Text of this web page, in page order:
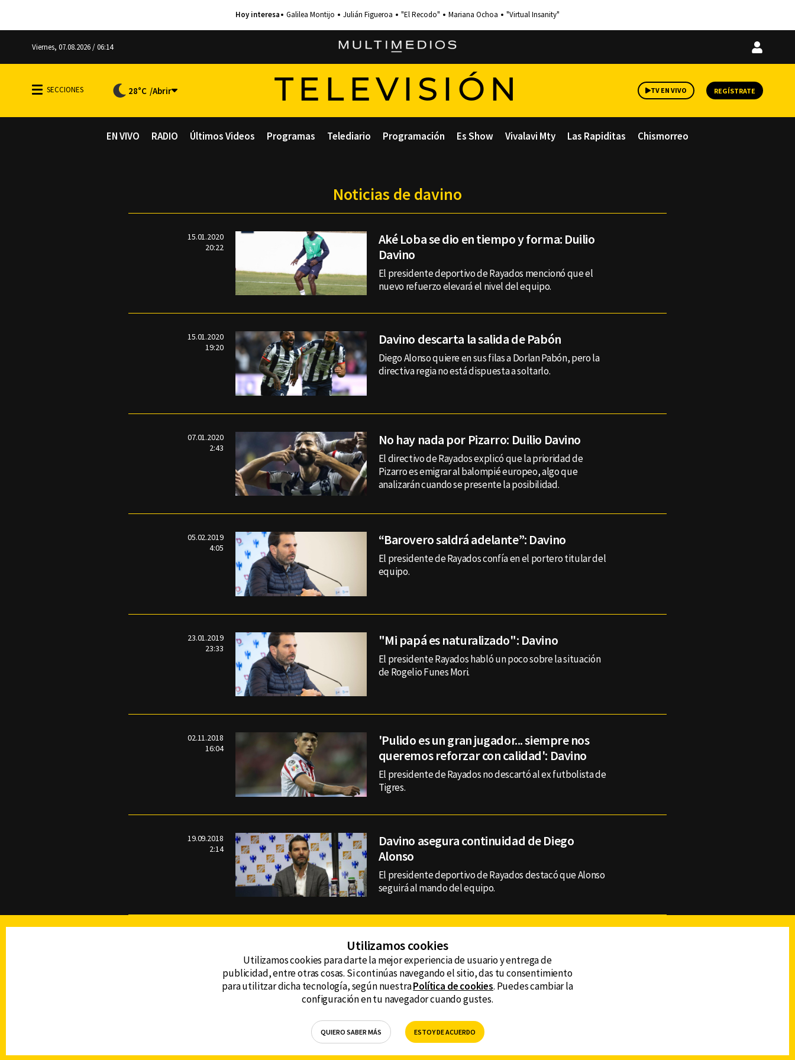
Galilea Montijo Julián Figueroa "El Recodo" Mariana Ochoa "Virtual Insanity"
Viernes, 07.08.2026 / 06:14
Iniciar
28°C TELEVISIÓN TV EN VIVO REGÍSTRATE
EN VIVO RADIO Últimos Videos Programas Telediario Programación Es Show Vivalavi Mty Las Rapiditas Chismorreo
Noticias de davino
15.01.2020
20:22
Aké Loba se dio en tiempo y forma: Duilio
Davino
El presidente deportivo de Rayados mencionó que el
nuevo refuerzo elevará el nivel del equipo.
15.01.2020
19:20
Davino descarta la salida de Pabón
Diego Alonso quiere en sus filas a Dorlan Pabón, pero la
directiva regia no está dispuesta a soltarlo.
07.01.2020
2:43
No hay nada por Pizarro: Duilio Davino
El directivo de Rayados explicó que la prioridad de
Pizarro es emigrar al balompié europeo, algo que
analizarán cuando se presente la posibilidad.
05.02.2019
4:05
“Barovero saldrá adelante”: Davino
El presidente de Rayados confía en el portero titular del
equipo.
23.01.2019
23:33
"Mi papá es naturalizado": Davino
El presidente Rayados habló un poco sobre la situación
de Rogelio Funes Mori.
02.11.2018
16:04
'Pulido es un gran jugador... siempre nos
queremos reforzar con calidad': Davino
El presidente de Rayados no descartó al ex futbolista de
Tigres.
19.09.2018
2:14
Davino asegura continuidad de Diego
Alonso
El presidente deportivo de Rayados destacó que Alonso
seguirá al mando del equipo.
DERECHOS RESERVADOS © CANAL 6 2026
Prohibida la reproducción total o parcial, incluyendo
CONTACTO
AVISO DE PRIVACIDAD
AVISO LEGAL
DEFENSORÍA DE LAS AUDIENCIAS
Utilizamos cookies
Utilizamos cookies para darte la mejor experiencia de usuario y entrega de
publicidad, entre otras cosas. Si continúas navegando el sitio, das tu consentimiento
para utilitzar dicha tecnología, según nuestraPolítica de cookies. Puedes cambiar la
configuración en tu navegador cuando gustes.
QUIERO SABER MÁS ESTOY DE ACUERDO